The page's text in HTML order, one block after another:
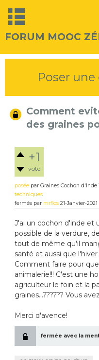
FORUM MOOC
Poser
Comment
des graines
+1
vote
posée par Graines Cochon d'Inde
techniques
fermés par mrflos 21-Janvier-2021
J'ai un cochon d'inde et
possible de la verdure,
tout de même qu'il
santé et aussi que
Comment faire pour
animalerie!!! C'est une
agriculteur le foin et la
graines...?????? Vous
Merci d'avence!
fermée avec la